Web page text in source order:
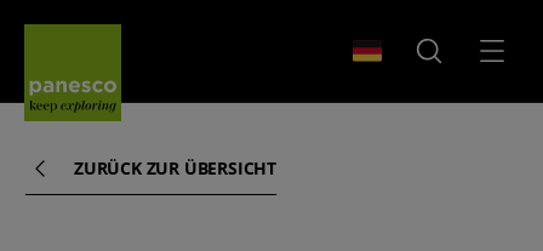
MENÜ
SUCHEN
WÄHLEN SIE IHR
ZURÜCK ZUR ÜBERSICHT